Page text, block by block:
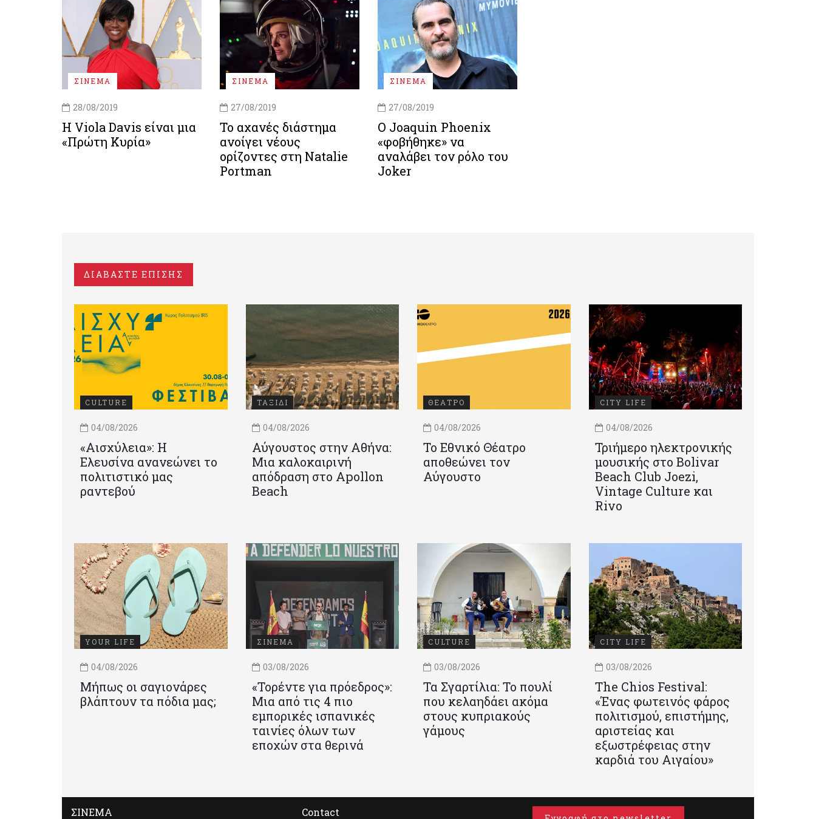
ΣΙΝΕΜΑ
28/08/2019
Η Viola Davis είναι μια
«Πρώτη Κυρία»
ΣΙΝΕΜΑ
27/08/2019
Το αχανές διάστημα
ανοίγει νέους
ορίζοντες στη Natalie
Portman
ΣΙΝΕΜΑ
27/08/2019
Ο Joaquin Phoenix
«φοβήθηκε» να
αναλάβει τον ρόλο του
Joker
ΔΙΑΒΑΣΤΕ ΕΠΙΣΗΣ
CULTURE
04/08/2026
«Αισχύλεια»: Η
Ελευσίνα ανανεώνει το
πολιτιστικό μας
ραντεβού
ΤΑΞΙΔΙ
04/08/2026
Αύγουστος στην Αθήνα:
Μια καλοκαιρινή
απόδραση στο Apollon
Beach
ΘΕΑΤΡΟ
04/08/2026
Το Εθνικό Θέατρο
αποθεώνει τον
Αύγουστο
CITY LIFE
04/08/2026
Τριήμερο ηλεκτρονικής
μουσικής στο Bolivar
Beach Club Joezi,
Vintage Culture και
Rivo
YOUR LIFE
04/08/2026
Μήπως οι σαγιονάρες
βλάπτουν τα πόδια μας;
ΣΙΝΕΜΑ
03/08/2026
«Τορέντε για πρόεδρος»:
Mια από τις 4 πιο
εμπορικές ισπανικές
ταινίες όλων των
εποχών στα θερινά
CULTURE
03/08/2026
Τα Σγαρτίλια: Το πουλί
που κελαηδάει ακόμα
στους κυπριακούς
γάμους
CITY LIFE
03/08/2026
Τhe Chios Festival:
«Ένας φωτεινός φάρος
πολιτισμού, επιστήμης,
αριστείας και
εξωστρέφειας στην
καρδιά του Αιγαίου»
ΣΙΝΕΜΑ Contact